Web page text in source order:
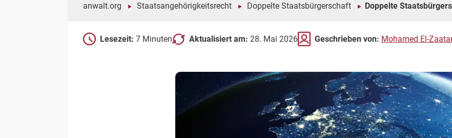
anwalt.org Staatsangehörigkeitsrecht Doppelte Staatsbürgerschaft Doppelte
Lesezeit: 7 Minuten Aktualisiert am: 28. Mai 2026 Geschrieben von: Mohamed El-